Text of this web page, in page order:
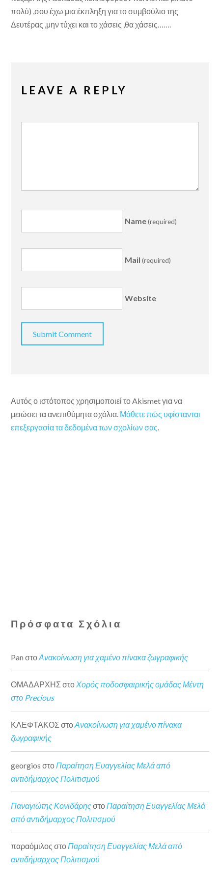
πολύ) ,σου έχω μια έκπληξη για το συμβούλιο της
Δευτέρας ,μην τύχει και το χάσεις ,θα χάσεις…….
LEAVE A REPLY
Name(required)
Mail (required)
Website
Αυτός ο ιστότοπος χρησιμοποιεί το Akismet για να
μειώσει τα ανεπιθύμητα σχόλια. Μάθετε πώς υφίστανται
επεξεργασία τα δεδομένα των σχολίων σας.
Πρόσφατα Σχόλια
Pan στοΑνακοίνωση για χαμένο πίνακα ζωγραφικής
ΟΜΑΔΑΡΧΗΣ στοΧορός ποδοσφαιρικής ομάδας Μέντη
στο Precious
ΚΛΕΦΤΑΚΟΣ στοΑνακοίνωση για χαμένο πίνακα
ζωγραφικής
georgios στο Παραίτηση Ευαγγελίας Μελά από
αντιδήμαρχος Πολιτισμού
Παναγιώτης Κονιδάρηςστο Παραίτηση Ευαγγελίας Μελά
από αντιδήμαρχος Πολιτισμού
παραόμιλος στοΠαραίτηση Ευαγγελίας Μελά από
αντιδήμαρχος Πολιτισμού